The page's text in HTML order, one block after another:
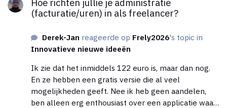
In een eerdere situatie leverde dit enkele maanden
later zelfs vijf nieuwe cliënten op met een
alleen inhoudelijk waardevol zijn, maar ook
bijdragen aan de zichtbaarheid en positionering van
mijn organisatie. Lastig wordt het wanneer de
verwachtingen van een potentiële cliënt niet passen
bij de manier waarop wij zorg organiseren. Recent
vroeg iemand bijvoorbeeld of ik gegarandeerd altijd
Hoe richten jullie je administratie
(facturatie/uren) in als freelancer?
Derek-Jan reageerde op Frely2026's topic in
Innovatieve nieuwe ideeën
Ik zie dat het inmiddels 122 euro is, maar dan nog.
En ze hebben een gratis versie die al veel
mogelijkheden geeft. Nee ik heb geen aandelen,
ben alleen erg enthousiast over een applicatie waar